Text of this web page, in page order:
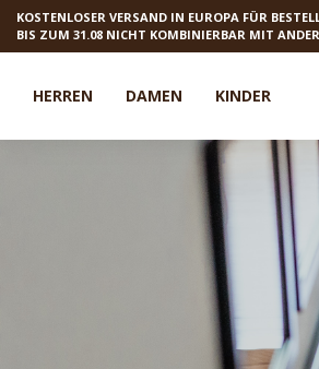
KOSTENLOSER VERSAND IN EUROPA FÜR
BIS ZUM 31.08 NICHT KOMBINIERBAR MIT
HERREN DAMEN KINDER